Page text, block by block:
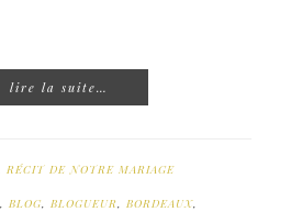
lire la suite…
RÉCIT DE NOTRE MARIAGE
BLOG, BLOGUEUR BORDEAUX,